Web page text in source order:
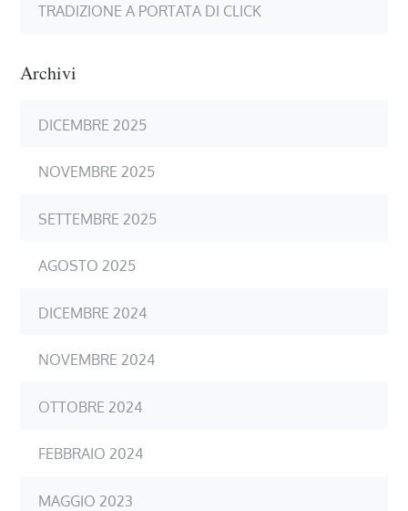
TRADIZIONE A PORTATA DI CLICK
Archivi
DICEMBRE 2025
NOVEMBRE 2025
SETTEMBRE 2025
AGOSTO 2025
DICEMBRE 2024
NOVEMBRE 2024
OTTOBRE 2024
FEBBRAIO 2024
MAGGIO 2023